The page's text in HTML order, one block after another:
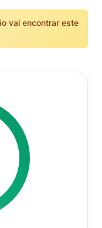
vai encontrar este